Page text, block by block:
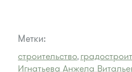
Метки:
строительство,
Игнатьева Анжела